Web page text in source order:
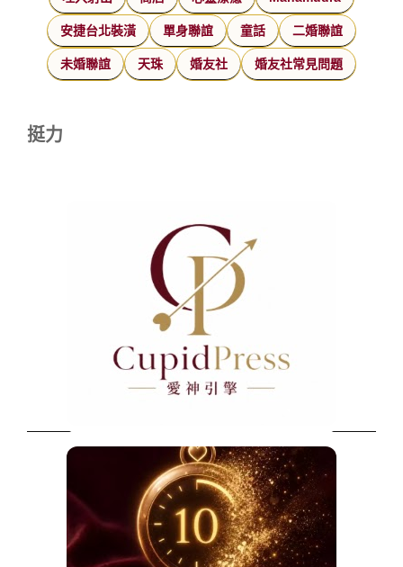
安捷台北裝潢 單身聯誼 童話 二婚聯誼
未婚聯誼 天珠 婚友社 婚友社常見問題
挺力